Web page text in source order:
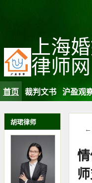
上海
律师网
首页 裁判文书 沪盈观
胡珺律师
←